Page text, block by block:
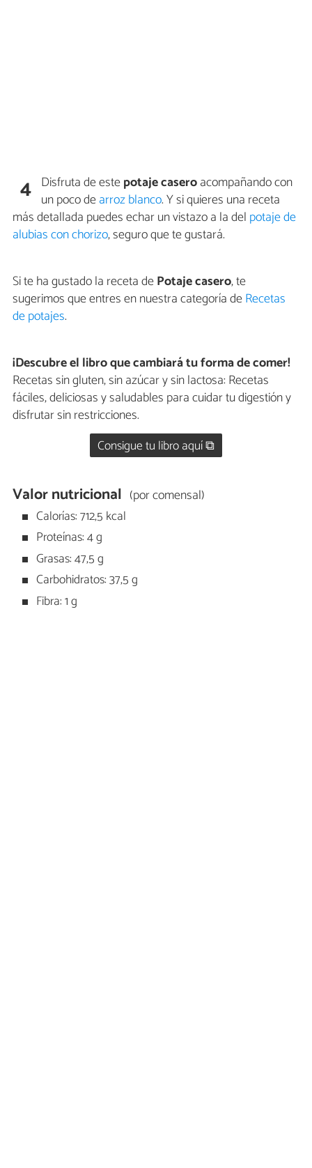
4 Disfruta de estepotaje caseroacompañando con
un poco dearroz blanco. Y si quieres una receta
más detallada puedes echar un vistazo a la del potaje de
alubias con chorizo, seguro que te gustará.
Si te ha gustado la receta dePotaje casero, te
sugerimos que entres en nuestra categoría deRecetas
de potajes.
¡Descubre el libro que cambiará tu forma de comer!
Recetas sin gluten, sin azúcar y sin lactosa: Recetas
fáciles, deliciosas y saludables para cuidar tu digestión y
disfrutar sin restricciones.
Consigue tu libro aquí ⧉
Valor nutricional (por comensal)
Calorías: 712,5 kcal
Proteínas: 4 g
Grasas: 47,5 g
Carbohidratos: 37,5 g
Fibra: 1 g